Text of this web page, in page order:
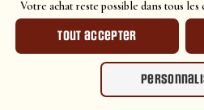
Votre achat reste possible dans tous les
Tout accepter